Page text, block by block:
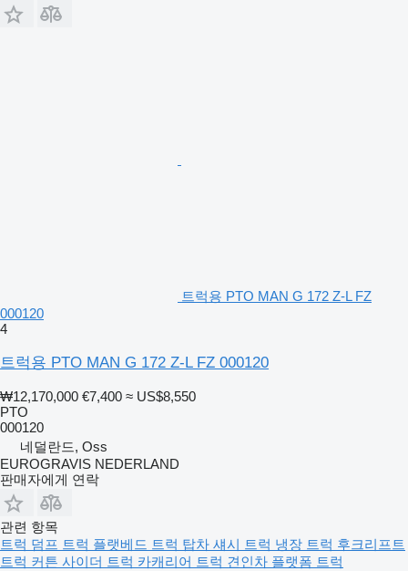
트럭용 PTO MAN G 172 Z-L FZ
000120
4
트럭용 PTO MAN G 172 Z-L FZ 000120
₩12,170,000 €7,400 ≈ US$8,550
PTO
000120
네덜란드, Oss
EUROGRAVIS NEDERLAND
판매자에게 연락
관련 항목
트럭 덤프 트럭 플랫베드 트럭 탑차 섀시 트럭 냉장 트럭 후크리프트
트럭 커튼 사이더 트럭 카캐리어 트럭 견인차 플랫폼 트럭